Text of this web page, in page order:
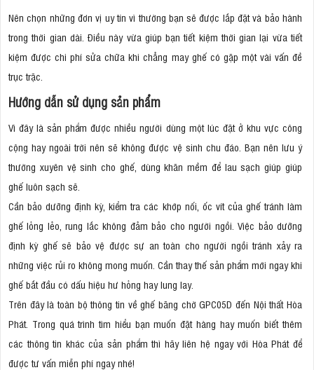
Nên chọn những đơn vị uy tín vì thường bạn sẽ được lắp đặt và bảo hành
trong thời gian dài. Điều này vừa giúp bạn tiết kiệm thời gian lại vừa tiết
kiệm được chi phí sửa chữa khi chẳng may ghế có gặp một vài vấn đề
trục trặc.
Hướng dẫn sử dụng sản phẩm
Vì đây là sản phẩm được nhiều người dùng một lúc đặt ở khu vực công
cộng hay ngoài trời nên sẽ không được vệ sinh chu đáo. Bạn nên lưu ý
thường xuyên vệ sinh cho ghế, dùng khăn mềm để lau sạch giúp giúp
ghế luôn sạch sẽ.
Cần bảo dưỡng định kỳ, kiểm tra các khớp nối, ốc vít của ghế tránh làm
ghế lỏng lẻo, rung lắc không đảm bảo cho người ngồi. Việc bảo dưỡng
định kỳ ghế sẽ bảo vệ được sự an toàn cho người ngồi tránh xảy ra
những việc rủi ro không mong muốn. Cần thay thế sản phẩm mới ngay khi
ghế bắt đầu có dấu hiệu hư hỏng hay lung lay.
Trên đây là toàn bộ thông tin về ghế băng chờ GPC05D đến Nội thất Hòa
Phát. Trong quá trình tìm hiểu bạn muốn đặt hàng hay muốn biết thêm
các thông tin khác của sản phẩm thì hãy liên hệ ngay với Hòa Phát để
được tư vấn miễn phí ngay nhé!